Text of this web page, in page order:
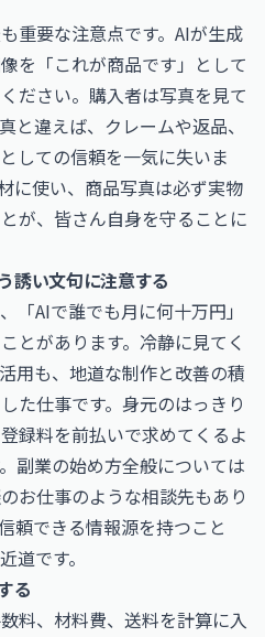
重要な注意点です。AIが生成
を「これが商品です」として
ださい。購入者は写真を見て
と違えば、クレームや返品、
しての信頼を一気に失いま
に使い、商品写真は必ず実物
が、皆さん自身を守ることに
誘い文句に注意する
「AIで誰でも月に何十万円」
とがあります。冷静に見てく
用も、地道な制作と改善の積
た仕事です。身元のはっきり
録料を前払いで求めてくるよ
副業の始め方全般については
お仕事のような相談先もあり
頼できる情報源を持つこと
道です。
る
料、材料費、送料を計算に入